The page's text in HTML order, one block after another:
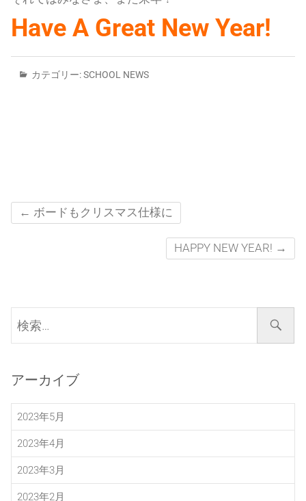
Have A Great New Year!
カテゴリー:SCHOOL NEWS
← ボードもクリスマス仕様に
HAPPY NEW YEAR! →
索…
アーカイブ
2023年5月
2023年4月
2023年3月
2023年2月